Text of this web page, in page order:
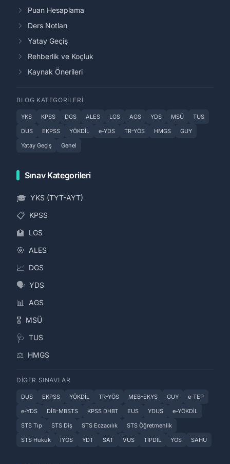
Puan Hesaplama
Ders Notları
Yatay Geçiş
Rehberlik ve Koçluk
Kaynak Önerileri
BLOG KATEGORILERI
YKS KPSS DGS ALES LGS AGS YDS MSÜ
TUS
DUS
EKPSS YÖKDİL e-YDS TR-YÖS HMGS
GUY
Yatay Geçiş
Genel
Sınav Kategorileri
🎓 YKS (TYT-AYT)
📋 KPSS
🏫 LGS
🎯 ALES
📈 DGS
🗣️ YDS
📊 AGS
🎖️ MSÜ
🩺 TUS
⚖️ HMGS
DIGER SINAVLAR
DUS EKPSS YÖKDİL TR-YÖS MEB-EKYS GUY
e-TEP
e-YDS
DİB-MBSTS KPSS DHBT EUS YDUS
e-YÖKDİL
STS Tıp
STS Diş STS Eczacılık
STS Öğretmenlik
STS Hukuk
İYÖS YDT SAT VUS TIPDİL YÖS SAHU